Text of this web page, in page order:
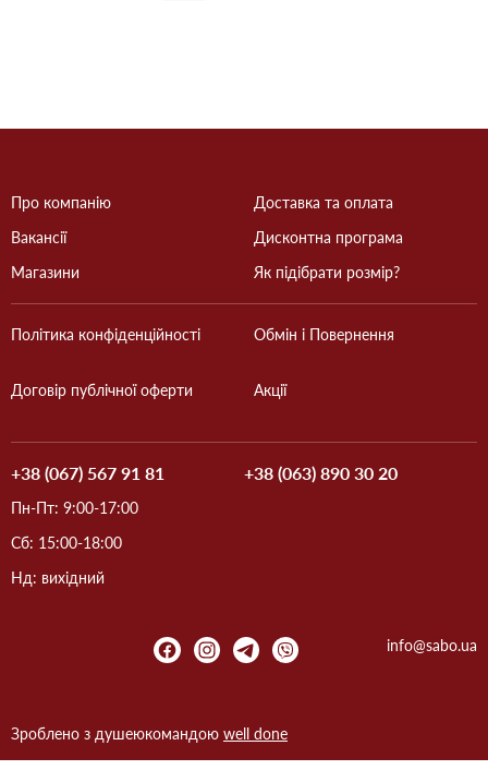
Про компанію
Вакансії
Магазини
Доставка та оплата
Дисконтна програма
Як підібрати розмір?
Політика конфіденційності
Договір публічної оферти
Обмін і Повернення
Акції
+38 (067) 567 91 81 +38 (063) 890 30 20
Пн-Пт: 9:00-17:00
Сб: 15:00-18:00
Нд: вихідний
info@sabo.ua
Зроблено з душеюкомандою well done